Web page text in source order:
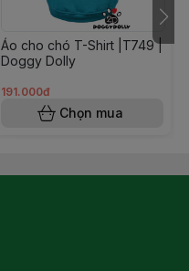
Áo cho chó T-Shirt |T749 |
Doggy Dolly
191.000đ
Chọn mua